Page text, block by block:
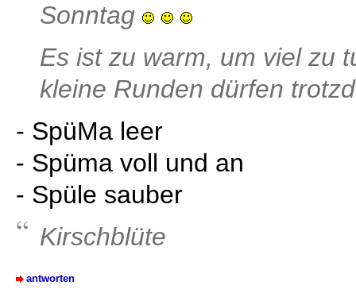
Sonntag
Es ist zu warm, um viel zu
kleine Runden dürfen
- SpüMa leer
- Spüma voll und an
- Spüle sauber
Kirschblüte
antworten